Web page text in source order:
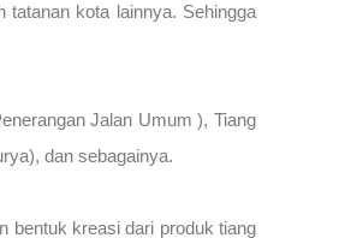
kota lainnya. Sehingga
Jalan Umum ), Tiang
dan sebagainya.
bentuk kreasi dari produk tiang